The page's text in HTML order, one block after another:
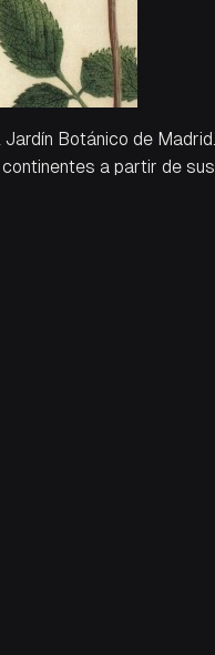
Botánico de
a partir de